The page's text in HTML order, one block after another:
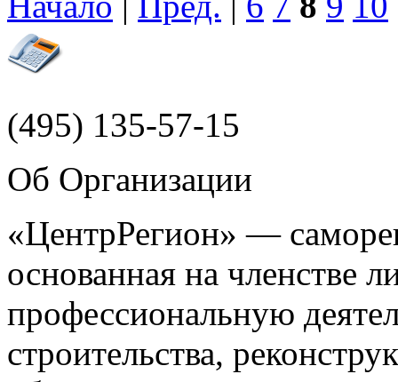
(495) 135-57-15
Об Организации
«ЦентрРегион» —
основанная на членстве
профессиональную
строительства,